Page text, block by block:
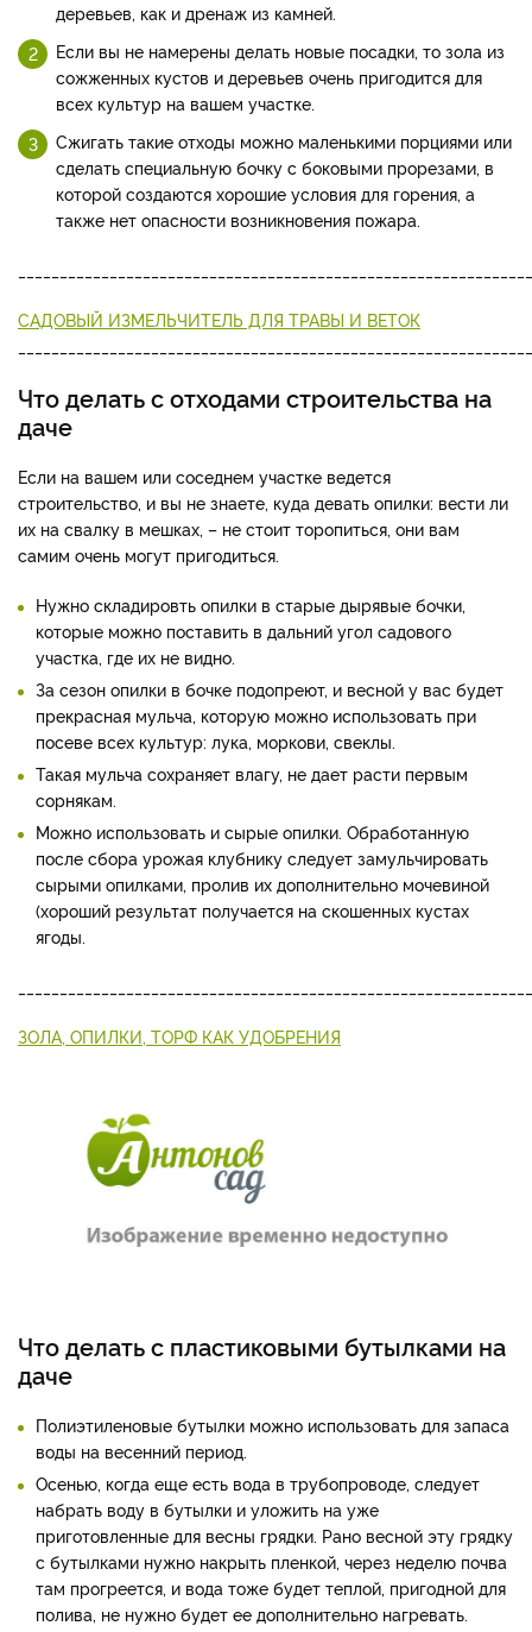
деревьев, как и дренаж из камней.
Если вы не намерены делать новые посадки, то зола из
сожженных кустов и деревьев очень пригодится для
всех культур на вашем участке.
Сжигать такие отходы можно маленькими порциями или
сделать специальную бочку с боковыми прорезами, в
которой создаются хорошие условия для горения, а
также нет опасности возникновения пожара.
САДОВЫЙ ИЗМЕЛЬЧИТЕЛЬ ДЛЯ ТРАВЫ И ВЕТОК
Что делать с отходами строительства на
даче
Если на вашем или соседнем участке ведется
строительство, и вы не знаете, куда девать опилки: вести ли
их на свалку в мешках, – не стоит торопиться, они вам
самим очень могут пригодиться.
Нужно складировть опилки в старые дырявые бочки,
которые можно поставить в дальний угол садового
участка, где их не видно.
За сезон опилки в бочке подопреют, и весной у вас будет
прекрасная мульча, которую можно использовать при
посеве всех культур: лука, моркови, свеклы.
Такая мульча сохраняет влагу, не дает расти первым
сорнякам.
Можно использовать и сырые опилки. Обработанную
после сбора урожая клубнику следует замульчировать
сырыми опилками, пролив их дополнительно мочевиной
(хороший результат получается на скошенных кустах
ягоды.
ЗОЛА, ОПИЛКИ, ТОРФ КАК УДОБРЕНИЯ
Что делать с пластиковыми бутылками на
даче
Полиэтиленовые бутылки можно использовать для запаса
воды на весенний период.
Осенью, когда еще есть вода в трубопроводе, следует
набрать воду в бутылки и уложить на уже
приготовленные для весны грядки. Рано весной эту грядку
с бутылками нужно накрыть пленкой, через неделю почва
там прогреется, и вода тоже будет теплой, пригодной для
полива, не нужно будет ее дополнительно нагревать.